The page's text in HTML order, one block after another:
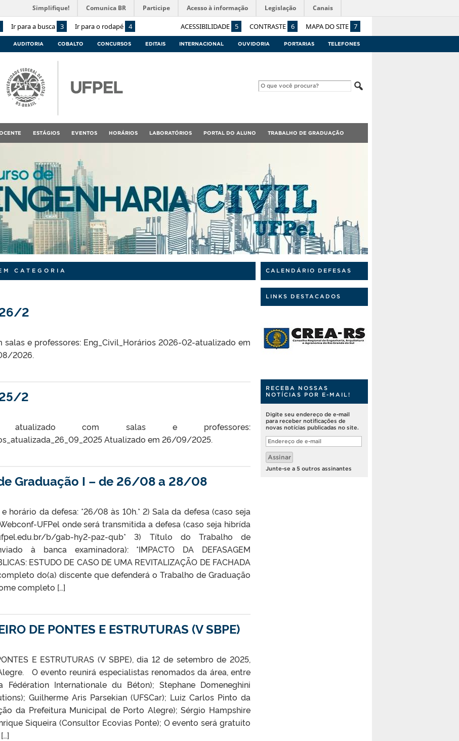
Ir para a busca 3 Ir para o rodapé 4 ACESSIBILIDADE 5 CONTRASTE 6 MAPA DO SITE 7
Simplifique! Comunica BR Participe Acesso à informação Legislação Canais
AUDITORIA COBALTO CONCURSOS EDITAIS INTERNACIONAL OUVIDORIA PORTARIAS TELEFONES
ESTÁGIOS EVENTOS HORÁRIOS LABORATÓRIOS PORTAL DO ALUNO TRABALHO DE GRADUAÇÃO
CATEGORIA
2
e professores: Eng_Civil_Horários 2026-02-atualizado em
2026.
2
com salas e professores:
Atualizado em 26/09/2025.
Graduação I – de 26/08 a 28/08
horário da defesa: *26/08 às 10h.* 2) Sala da defesa (caso seja
UFPel onde será transmitida a defesa (caso seja hibrída
b/gab-hy2-paz-qub* 3) Título do Trabalho de
à banca examinadora): *IMPACTO DA DEFASAGEM
ESTUDO DE CASO DE UMA REVITALIZAÇÃO DE FACHADA
do(a) discente que defenderá o Trabalho de Graduação
completo […]
DE PONTES E ESTRUTURAS (V SBPE)
E ESTRUTURAS (V SBPE), dia 12 de setembro de 2025,
O evento reunirá especialistas renomados da área, entre
Internationale du Béton); Stephane Domeneghini
Guilherme Aris Parsekian (UFSCar); Luiz Carlos Pinto da
da Prefeitura Municipal de Porto Alegre); Sérgio Hampshire
Siqueira (Consultor Ecovias Ponte); O evento será gratuito
CALENDÁRIO DEFESAS
LINKS DESTACADOS
RECEBA NOSSAS
NOTÍCIAS POR E-MAIL!
Digite seu endereço de e-mail
para receber notificações de
novas notícias publicadas no site.
Endereço
de
e-
mail
Assinar
Junte-se a 5 outros assinantes